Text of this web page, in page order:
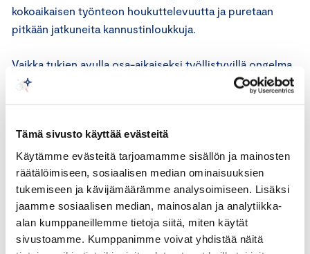
Tämä sivusto käyttää evästeitä
Käytämme evästeitä tarjoamamme sisällön ja mainosten
räätälöimiseen, sosiaalisen median ominaisuuksien
tukemiseen ja kävijämäärämme analysoimiseen. Lisäksi
jaamme sosiaalisen median, mainosalan ja analytiikka-
alan kumppaneillemme tietoja siitä, miten käytät
sivustoamme. Kumppanimme voivat yhdistää näitä
kokoaikaisen työnteon houkuttelevuutta ja puretaan
pitkään jatkuneita kannustinloukkuja.
Vaikka tukien avulla osa-aikaiseksi työllistyvillä ongelma
on ilmeinen, vaivaa tämä lisätyön ja vastuullisempien
kireä progressio leikkaa jo keskituloisella puolet
palkankorotuksesta. Hyvätuloisella vielä enemmän. Liian
moni jättää lisätyön tekemättä ja etenemättä urallaan,
koska arvostaa vapaa-aikaa enemmän kuin pientä
lisätuloa, joka käteen jää kovemmasta ponnistelusta.
Tällainen yhteiskunta on passivoiva ja köyhtyvä. Tämä on
yksi juurisyy, miksi Suomi ei kasva ja kukoista, vaan